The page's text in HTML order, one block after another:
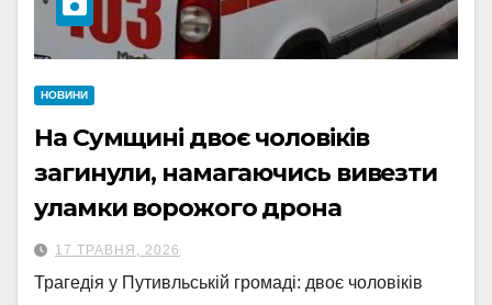
НОВИНИ
На Сумщині двоє чоловіків
загинули, намагаючись вивезти
уламки ворожого дрона
17 ТРАВНЯ, 2026
Трагедія у Путивльській громаді: двоє чоловіків